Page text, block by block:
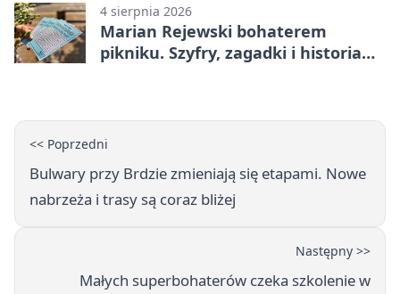
4 sierpnia 2026
Marian Rejewski bohaterem
pikniku. Szyfry, zagadki i historia
<< Poprzedni
Bulwary przy Brdzie zmieniają się etapami. Nowe
nabrzeża i trasy są coraz bliżej
Następny >>
Małych superbohaterów czeka szkolenie w